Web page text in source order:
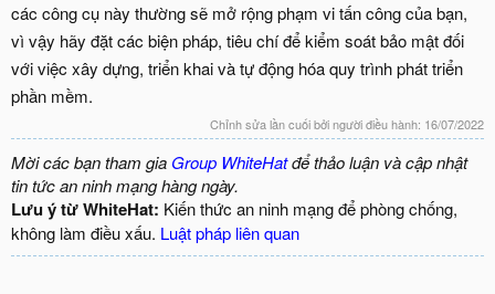
các công cụ này thường sẽ mở rộng phạm vi tấn công của bạn,
vì vậy hãy đặt các biện pháp, tiêu chí để kiểm soát bảo mật đối
với việc xây dựng, triển khai và tự động hóa quy trình phát triển
phần mềm.
Chỉnh sửa lần cuối bởi người điều hành: 16/07/2022
Mời các bạn tham gia Group WhiteHatđể thảo luận và cập nhật
tin tức an ninh mạng hàng ngày.
Lưu ý từ WhiteHat: Kiến thức an ninh mạng để phòng chống,
không làm điều xấu. Luật pháp liên quan